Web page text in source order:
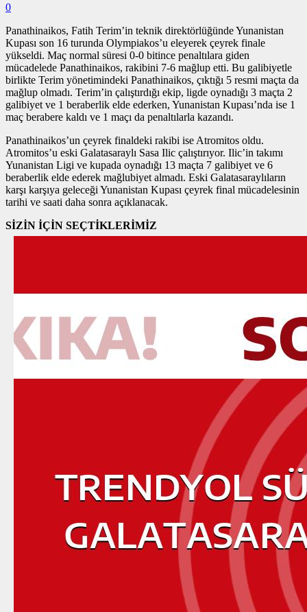
0
Panathinaikos, Fatih Terim’in teknik direktörlüğünde Yunanistan
Kupası son 16 turunda Olympiakos’u eleyerek çeyrek finale
yükseldi. Maç normal süresi 0-0 bitince penaltılara giden
mücadelede Panathinaikos, rakibini 7-6 mağlup etti. Bu galibiyetle
birlikte Terim yönetimindeki Panathinaikos, çıktığı 5 resmi maçta da
mağlup olmadı. Terim’in çalıştırdığı ekip, ligde oynadığı 3 maçta 2
galibiyet ve 1 beraberlik elde ederken, Yunanistan Kupası’nda ise 1
maç berabere kaldı ve 1 maçı da penaltılarla kazandı.
Panathinaikos’un çeyrek finaldeki rakibi ise Atromitos oldu.
Atromitos’u eski Galatasaraylı Sasa Ilic çalıştırıyor. Ilic’in takımı
Yunanistan Ligi ve kupada oynadığı 13 maçta 7 galibiyet ve 6
beraberlik elde ederek mağlubiyet almadı. Eski Galatasaraylıların
karşı karşıya geleceği Yunanistan Kupası çeyrek final mücadelesinin
tarihi ve saati daha sonra açıklanacak.
SİZİN İÇİN SEÇTİKLERİMİZ